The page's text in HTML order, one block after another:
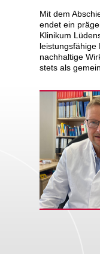
Mit dem
endet ein
Klinikum
leistungsfähige
nachhaltige
stets als